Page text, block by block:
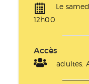
Le
12h00
Accès
adultes.